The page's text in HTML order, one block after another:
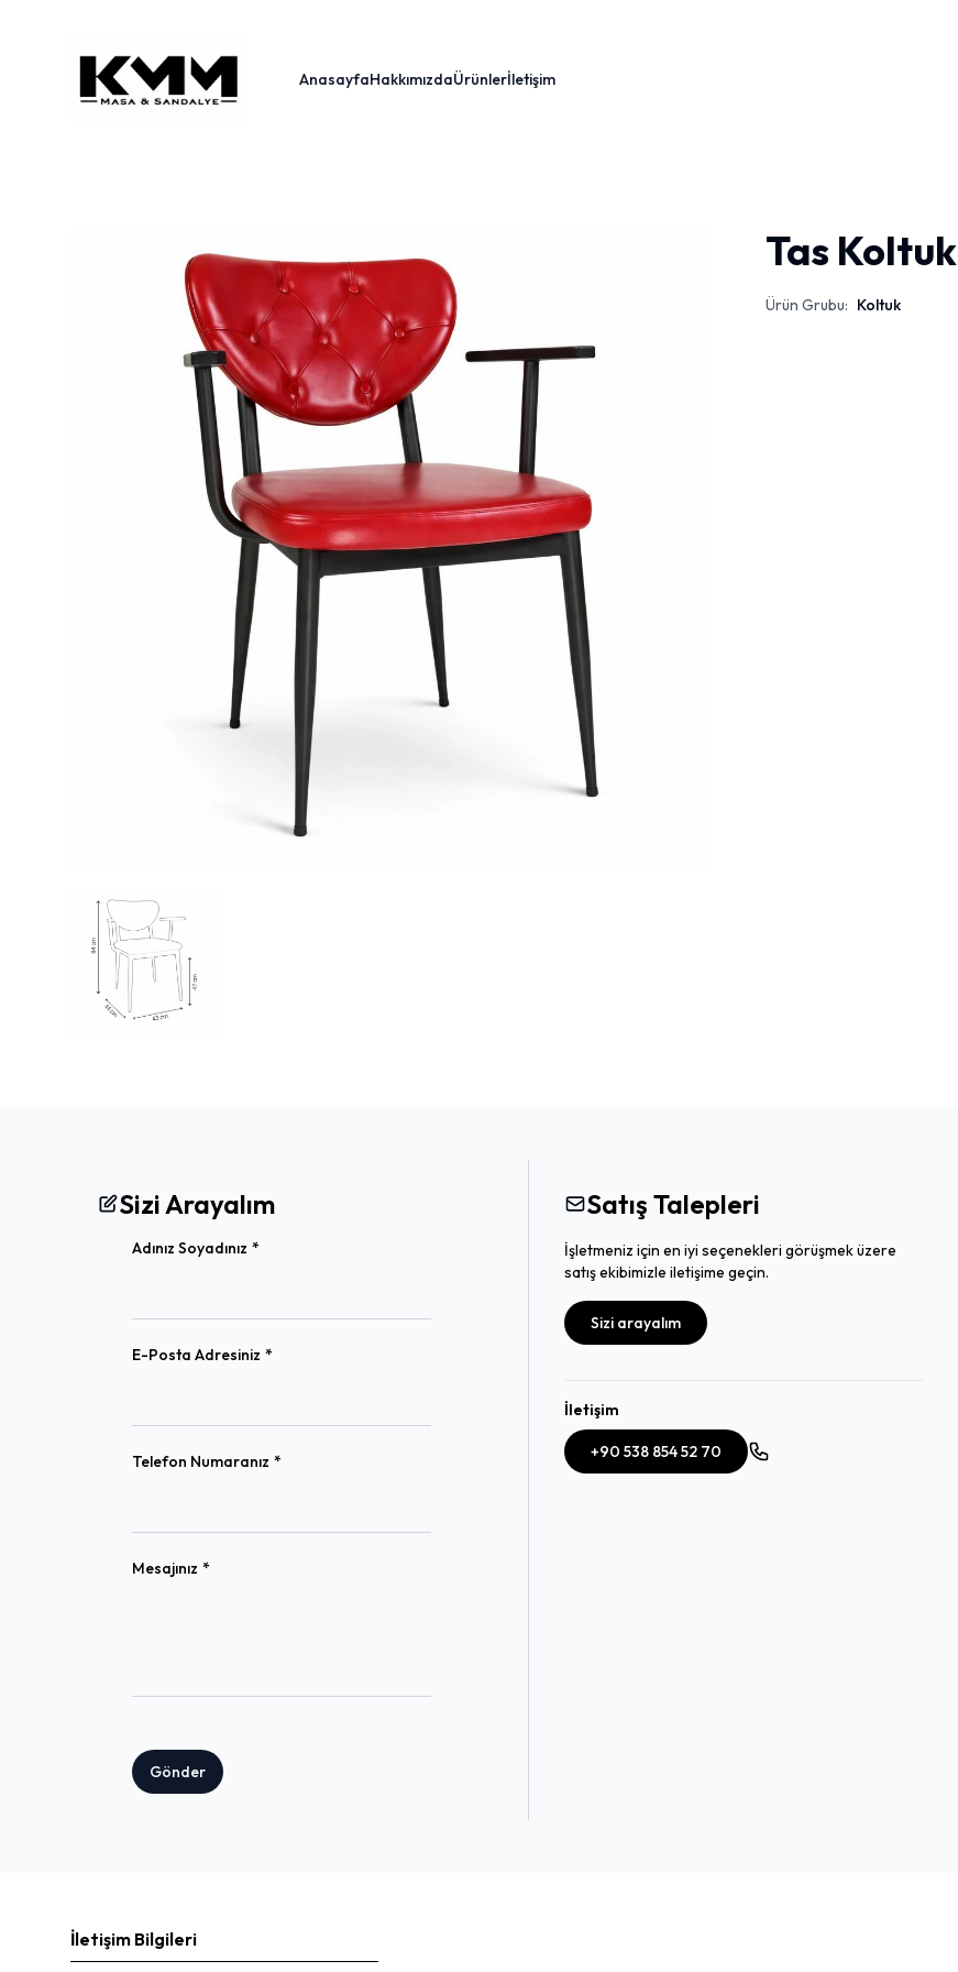
AnasayfaHakkımızdaÜrünlerİletişim
Tas Koltuk
Ürün Grubu: Koltuk
Sizi Arayalım
Adınız Soyadınız *
E-Posta Adresiniz *
Telefon Numaranız *
Mesajınız *
Gönder
Satış Talepleri
İşletmeniz için en iyi seçenekleri görüşmek üzere
satış ekibimizle iletişime geçin.
Sizi arayalım
İletişim
+90 538 854 52 70
İletişim Bilgileri